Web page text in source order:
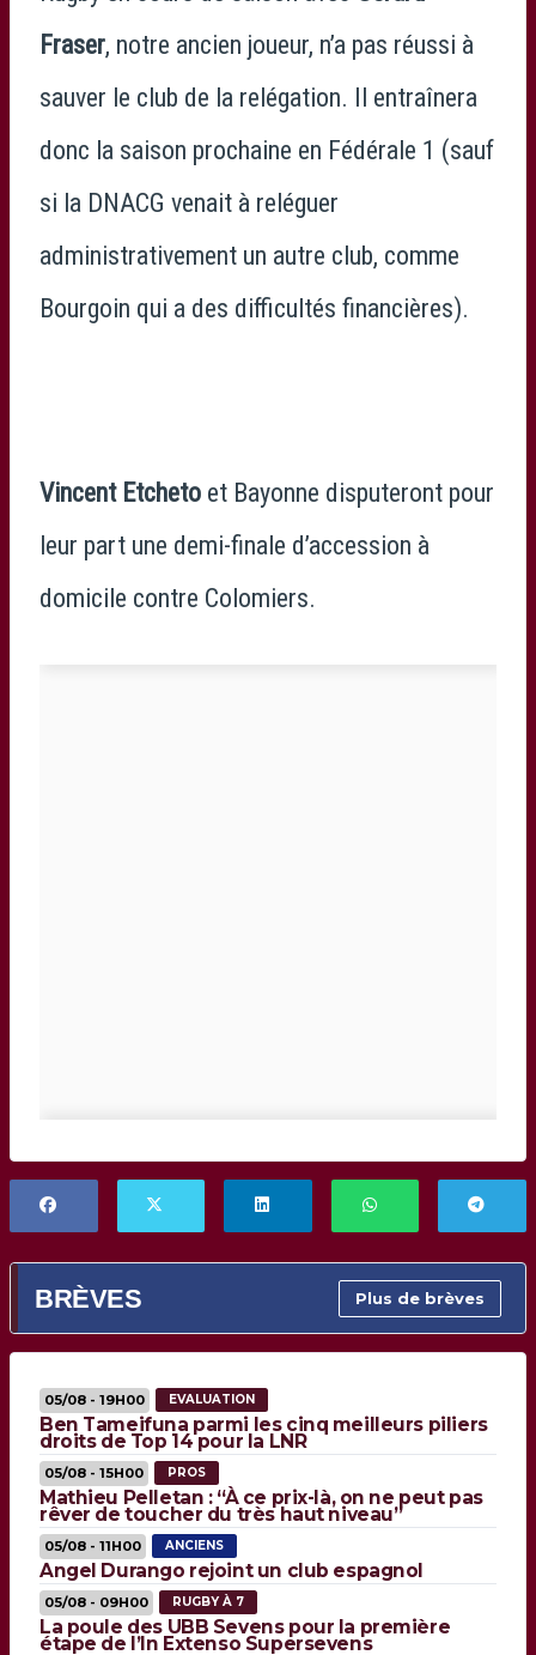
Fraser, notre ancien joueur, n’a pas réussi à
sauver le club de la relégation. Il entraînera
donc la saison prochaine en Fédérale 1 (sauf
si la DNACG venait à reléguer
administrativement un autre club, comme
Bourgoin qui a des difficultés financières).
Vincent Etcheto et Bayonne disputeront pour
leur part une demi-finale d’accession à
domicile contre Colomiers.
BRÈVES Plus de brèves
05/08 - 19H00 EVALUATION
Ben Tameifuna parmi les cinq meilleurs piliers
droits de Top 14 pour la LNR
05/08 - 15H00 PROS
Mathieu Pelletan : “À ce prix-là, on ne peut pas
rêver de toucher du très haut niveau”
05/08 - 11H00 ANCIENS
Angel Durango rejoint un club espagnol
05/08 - 09H00 RUGBY À 7
La poule des UBB Sevens pour la première
étape de l’In Extenso Supersevens